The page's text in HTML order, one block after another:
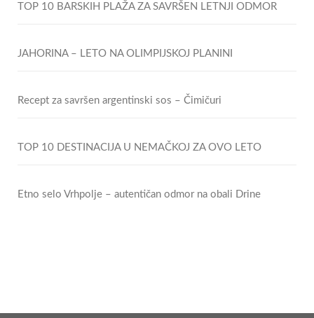
TOP 10 BARSKIH PLAŽA ZA SAVRŠEN LETNJI ODMOR
JAHORINA – LETO NA OLIMPIJSKOJ PLANINI
Recept za savršen argentinski sos – Čimičuri
TOP 10 DESTINACIJA U NEMAČKOJ ZA OVO LETO
Etno selo Vrhpolje – autentičan odmor na obali Drine